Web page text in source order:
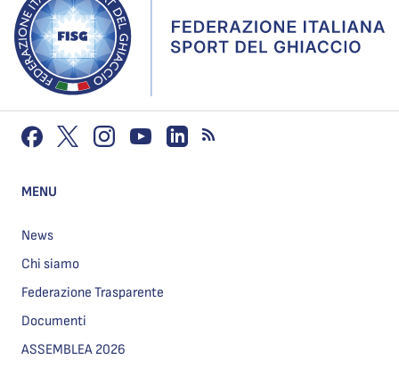
MENU
News
Chi siamo
Federazione Trasparente
Documenti
ASSEMBLEA 2026